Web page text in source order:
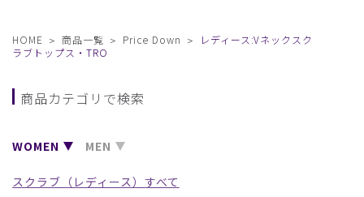
HOME 商品一覧 Price Down
レディース:Vネックスク
ラブトップス・TRO
商品カテゴリで検索
WOMEN MEN
スクラブ（レディース）すべて